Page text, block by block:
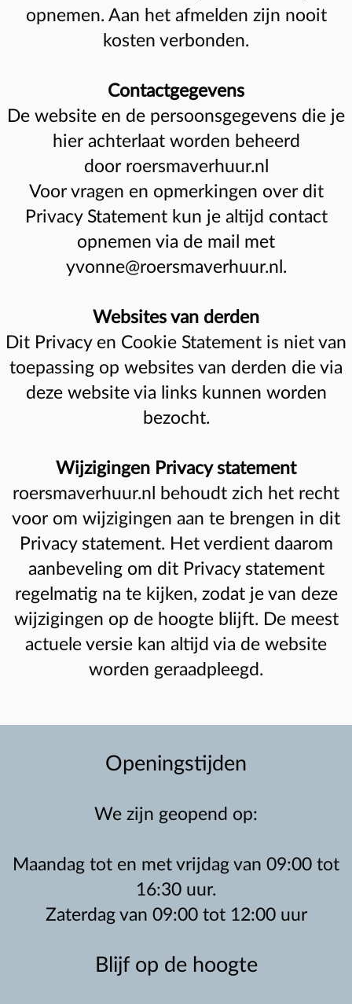
opnemen. Aan het afmelden zijn nooit
kosten verbonden.
Contactgegevens
De website en de persoonsgegevens die je
hier achterlaat worden beheerd
door roersmaverhuur.nl
Voor vragen en opmerkingen over dit
Privacy Statement kun je altijd contact
opnemen via de mail met
yvonne@roersmaverhuur.nl.
Websites van derden
Dit Privacy en Cookie Statement is niet van
toepassing op websites van derden die via
deze website via links kunnen worden
bezocht.
Wijzigingen Privacy statement
roersmaverhuur.nl behoudt zich het recht
voor om wijzigingen aan te brengen in dit
Privacy statement. Het verdient daarom
aanbeveling om dit Privacy statement
regelmatig na te kijken, zodat je van deze
wijzigingen op de hoogte blijft. De meest
actuele versie kan altijd via de website
worden geraadpleegd.
Openingstijden
We zijn geopend op:
Maandag tot en met vrijdag van 09:00 tot
16:30 uur.
Zaterdag van 09:00 tot 12:00 uur
Blijf op de hoogte